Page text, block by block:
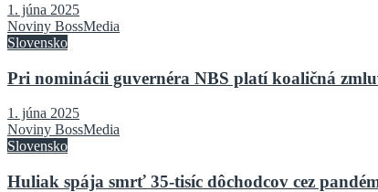
1. júna 2025
Noviny BossMedia
Slovensko
Pri nominácii guvernéra NBS platí koaličná
1. júna 2025
Noviny BossMedia
Slovensko
Huliak spája smrť 35-tisíc dôchodcov cez